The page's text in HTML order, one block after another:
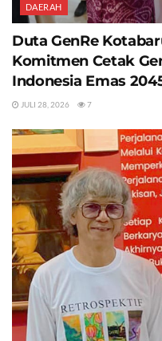
DAERAH
Duta GenRe
Komitmen Cetak
Indonesia Emas
JULI 28, 2026 7